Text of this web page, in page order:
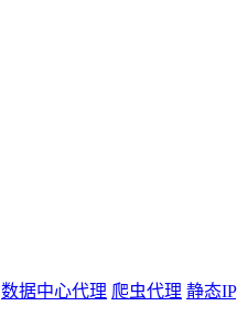
数据中心代理 爬虫代理 静态IP